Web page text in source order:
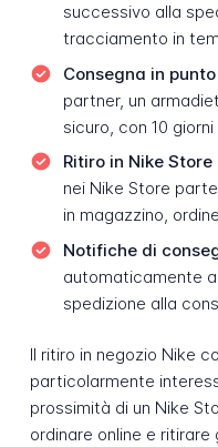
successivo alla
tracciamento in
Consegna in
partner, un
sicuro, con 10
Ritiro in Nike Store
nei Nike Store
in magazzino,
Notifiche di
automaticamente
spedizione alla
Il ritiro in negozio Nike
particolarmente
prossimità di un Nike
ordinare online e